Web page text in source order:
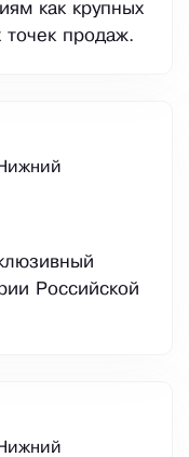
как крупных
точек продаж.
Российской